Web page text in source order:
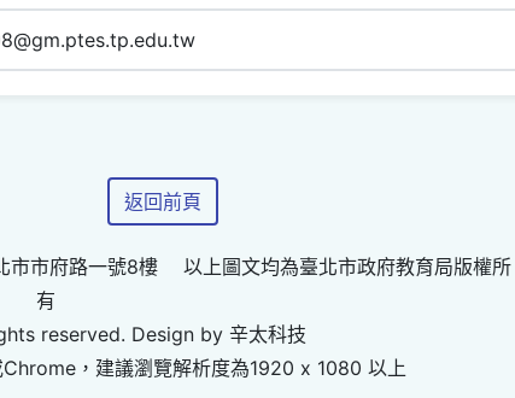
返回前頁
市府路一號8樓 以上圖文均為臺北市政府教育局版權所
有
reserved. Design by 辛太科技
，建議瀏覽解析度為1920 x 1080 以上